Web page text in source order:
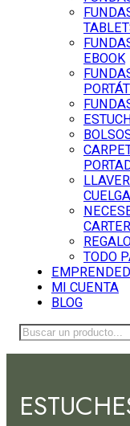
EBOOK
TODO
MI CUENTA
BLOG
Buscar